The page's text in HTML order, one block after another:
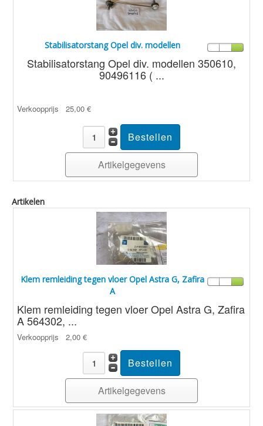
Stabilisatorstang Opel div. modellen
Stabilisatorstang Opel div. modellen 350610,
90496116 ( ...
Verkoopprijs 25,00 €
Artikelgegevens
Artikelen
Klem remleiding tegen vloer Opel Astra G, Zafira
A
Klem remleiding tegen vloer Opel Astra G, Zafira
A 564302, ...
Verkoopprijs 2,00 €
Artikelgegevens